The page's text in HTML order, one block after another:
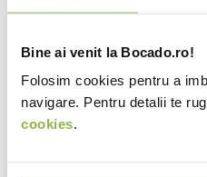
Bine ai venit la Bocado.ro!
Folosim cookies pentru a
navigare. Pentru detalii te
cookies.